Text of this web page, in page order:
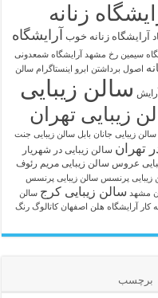
زنانه
آرایشگاه زنانه خوب آرایشگاه
سیمین رخ مشهد
آرایشگاه شمعدونی
اصول برداشتن ابرو اینستاگرام سالن
سالن زیبایی
زیبایی تهران
سالن زیبایی جانان بابل سالن زیبایی جنت
تهران سالن زیبایی در شهریار
عروس سالن زیبایی مریم رئوف
زیبایی پرنسس سالن زیبایی پرنسس
مشهد سالن زیبایی کرج سالن
کار آرایشگاه هلن اصفهان کاتالوگ رنگ
برچسب